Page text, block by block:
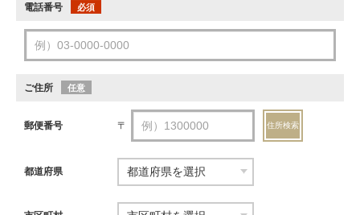
電話番号 必須
ご住所 任意
郵便番号 〒 住所検索
都道府県